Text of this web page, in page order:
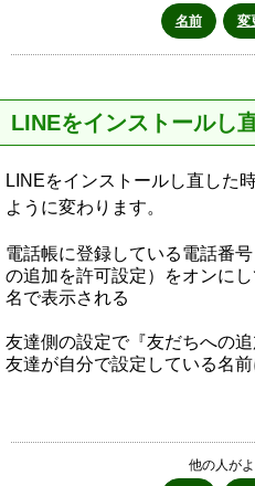
名前
変
LINEをインストールし
LINEをインストールし直した
ように変わります。
電話帳に登録している電話番
の追加を許可設定）をオンに
名で表示される
友達側の設定で『友だちへの
友達が自分で設定している名
他の人が